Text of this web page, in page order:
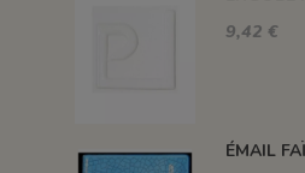
9,42 €